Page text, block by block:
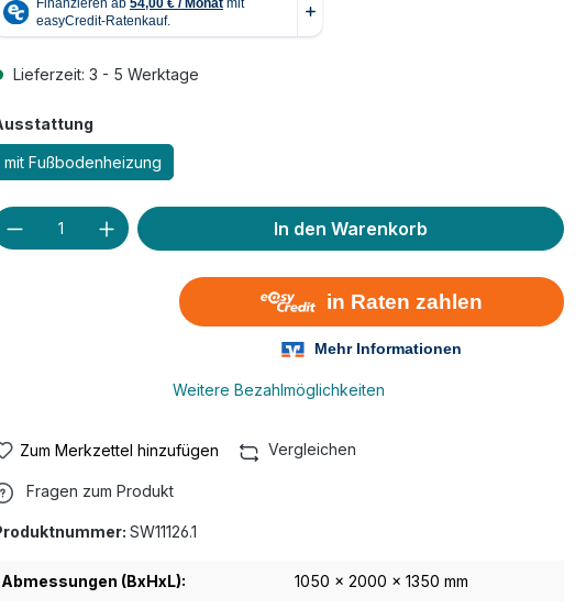
Lieferzeit: 3 - 5 Werktage
mit Fußbodenheizung
Anzahl: Gib den gewünschten Wert
In den Warenkorb
Weitere Bezahlmöglichkeiten
Zum Merkzettel hinzufügen Vergleichen
Fragen zum Produkt
SW11126.1
Abmessungen (BxHxL): 1050 x 2000 x 1350 mm